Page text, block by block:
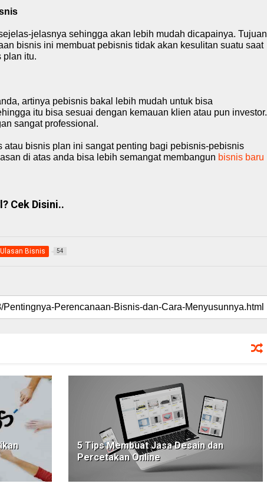
jelasnya sehingga akan lebih mudah dicapainya. Tujuan
bisnis ini membuat pebisnis tidak akan kesulitan suatu saat
plan itu.
artinya pebisnis bakal lebih mudah untuk bisa
itu bisa sesuai dengan kemauan klien atau pun investor.
sangat professional.
atau bisnis plan ini sangat penting bagi pebisnis-pebisnis
di atas anda bisa lebih semangat membangun bisnis baru
Cek Disini..
Ulasan Bisnis 54
5 Tips Membuat Jasa Desain dan
Percetakan Online